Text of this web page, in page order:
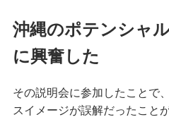
沖縄のポテンシャ
に興奮した
その説明会に参加したことで
スイメージが誤解だったこと